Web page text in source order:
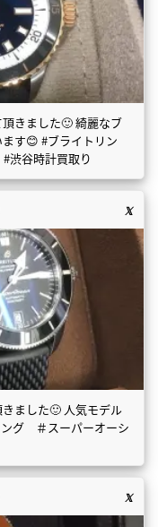
きました🙂 綺麗なブ
す😊 #ブライトリン
谷時計買取り
ました🙂 人気モデル
ング ＃スーパーオーシ